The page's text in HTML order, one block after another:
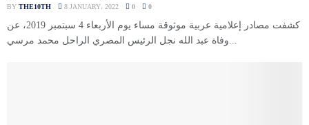
BY THE10TH 8 JANUARY، 2022 0 0
كشفت مصادر إعلامية عربية موثوقة مساء يوم الأربعاء 4 سبتمبر 2019، عن
وفاة عبد الله نجل الرئيس المصري الراحل محمد مرسي...